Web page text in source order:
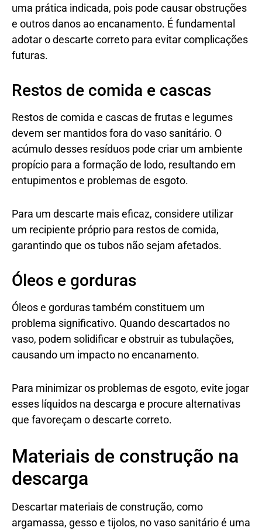
uma prática indicada, pois pode causar obstruções
e outros danos ao encanamento. É fundamental
adotar o descarte correto para evitar complicações
futuras.
Restos de comida e cascas
Restos de comida e cascas de frutas e legumes
devem ser mantidos fora do vaso sanitário. O
acúmulo desses resíduos pode criar um ambiente
propício para a formação de lodo, resultando em
entupimentos e problemas de esgoto.
Para um descarte mais eficaz, considere utilizar
um recipiente próprio para restos de comida,
garantindo que os tubos não sejam afetados.
Óleos e gorduras
Óleos e gorduras também constituem um
problema significativo. Quando descartados no
vaso, podem solidificar e obstruir as tubulações,
causando um impacto no encanamento.
Para minimizar os problemas de esgoto, evite jogar
esses líquidos na descarga e procure alternativas
que favoreçam o descarte correto.
Materiais de construção na
descarga
Descartar materiais de construção, como
argamassa, gesso e tijolos, no vaso sanitário é uma